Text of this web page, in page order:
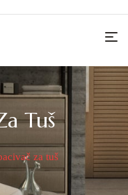
Tuš
za tuš